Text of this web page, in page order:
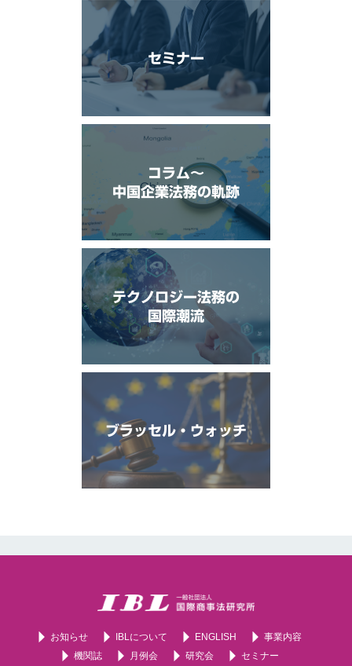
セミナー
コラム〜
中国企業法務の軌跡
テクノロジー法務の
国際潮流
ブラッセル・ウォッチ
お知らせ IBLについて ENGLISH
事業内容
機関誌
月例会 研究会 セミナー